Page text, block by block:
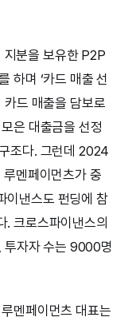
지분을 보유한 P2P
하며 ‘카드 매출 선
카드 매출을 담보로
은 대출금을 선정
조다. 그런데 2024
멘페이먼츠가 중
이낸스도 펀딩에 참
. 크로스파이낸스의
투자자 수는 9000명
멘페이먼츠 대표는